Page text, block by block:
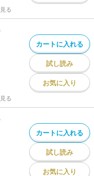
る
カートに入れる
試し読み
お気に入り
る
カートに入れる
試し読み
お気に入り